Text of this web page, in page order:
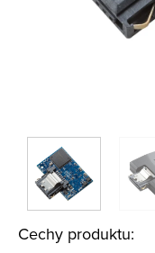
Cechy produktu: